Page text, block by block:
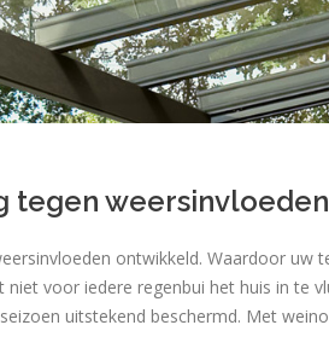
tegen weersinvloeden
ontwikkeld. Waardoor uw
voor iedere regenbui het huis in te
uitstekend beschermd. Met